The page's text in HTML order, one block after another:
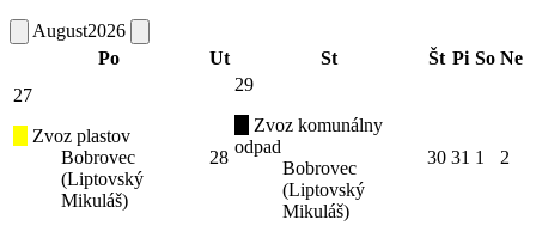
August2026
Po
Ut St Št Pi So Ne
27
Zvoz plastov
Bobrovec
(Liptovský
Mikuláš)
28
29
Zvoz komunálny
odpad
Bobrovec
(Liptovský
Mikuláš)
30 31 1 2